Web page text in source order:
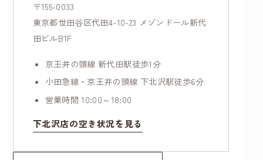
〒155-0033
東京都世田谷区代田4-10-23 メゾンドール新代
田ビルB1F
京王井の頭線 新代田駅徒歩1分
小田急線・京王井の頭線 下北沢駅徒歩6分
営業時間 10:00～18:00
下北沢店の空き状況を見る